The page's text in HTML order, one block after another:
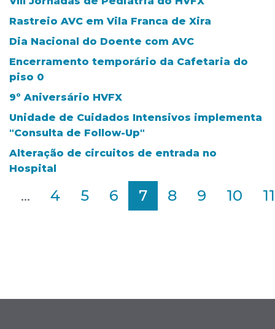
Rastreio AVC em Vila Franca de Xira
Dia Nacional do Doente com AVC
Encerramento temporário da Cafetaria do
piso 0
9º Aniversário HVFX
Unidade de Cuidados Intensivos implementa
"Consulta de Follow-Up"
Alteração de circuitos de entrada no
Hospital
... 4 5 6 7 8 9 10 11